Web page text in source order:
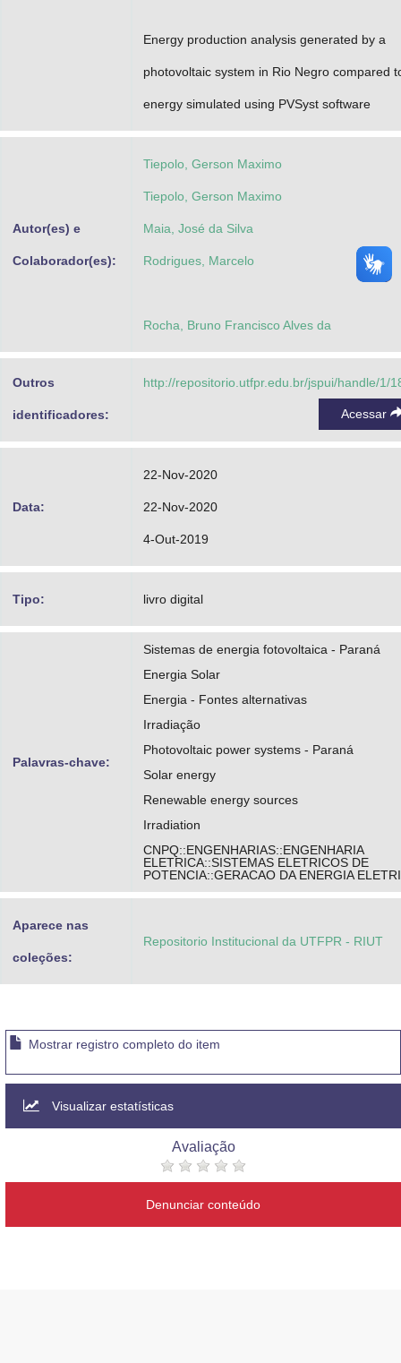
Energy production analysis generated by a
photovoltaic system in Rio Negro compared
energy simulated using PVSyst software
Autor(es) e
Colaborador(es):
Tiepolo, Gerson Maximo
Tiepolo, Gerson Maximo
Maia, José da Silva
Rodrigues, Marcelo
Rocha, Bruno Francisco Alves da
Outros
identificadores:
http://repositorio.utfpr.edu.br/jspui/handle/1/
Acessar
Data:
22-Nov-2020
22-Nov-2020
4-Out-2019
Tipo: livro digital
Palavras-chave:
Sistemas de energia fotovoltaica - Paraná
Energia Solar
Energia - Fontes alternativas
Irradiação
Photovoltaic power systems - Paraná
Solar energy
Renewable energy sources
Irradiation
CNPQ::ENGENHARIAS::ENGENHARIA
ELETRICA::SISTEMAS ELETRICOS DE
POTENCIA::GERACAO DA ENERGIA
Aparece nas
coleções:
Repositorio Institucional da UTFPR - RIUT
Mostrar registro completo do item
Visualizar estatísticas
Avaliação
Denunciar conteúdo